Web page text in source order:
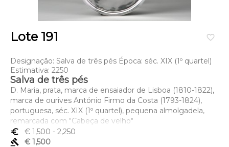
favorite_border
Lote 191
Designação: Salva de três pés Época: séc. XIX (1º quartel)
Estimativa: 2250
Salva de três pés
D. Maria, prata, marca de ensaiador de Lisboa (1810-1822),
marca de ourives António Firmo da Costa (1793-1824),
portuguesa, séc. XIX (1º quartel), pequena almolgadela,
remarcada com "Cabeça de velho"
Dimensões (altura x comprimento x largura) - 25 cm; Peso
- 464 grs.
euro_symbol € 1,500 - 2,250
gavel
€ 1,500